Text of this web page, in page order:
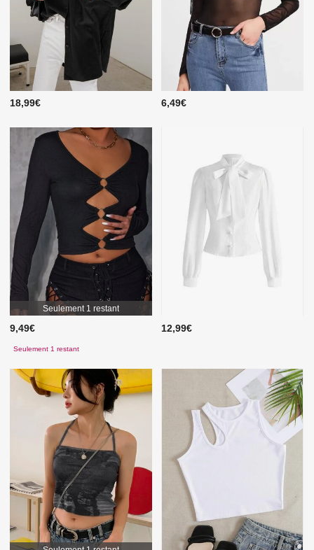
18,99€ 6,49€
Seulement 1 restant
9,49€
Seulement 1 restant
12,99€